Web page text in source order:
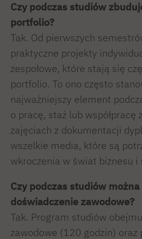
Czy podczas studiów
portfolio?
Tak. Od pierwszych
praktyczne projekty
zespołowe, które stają się
portfolio. To ono często
najważniejszy element
o pracę, staż lub współpracę
zajęciach z dokumentacji
wszelkie media, które są
wkroczenia w świat biznesu i
Czy podczas studiów
doświadczenie zawodowe?
Tak. Program studiów
zawodowe (120 godzin) oraz